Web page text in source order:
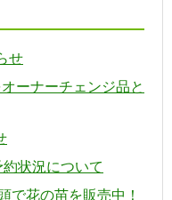
せ
ーナーチェンジ品と
状況について
で花の苗を販売中！